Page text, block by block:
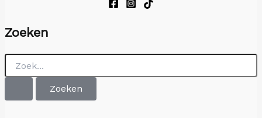
Zoeken
Zoek
naar: